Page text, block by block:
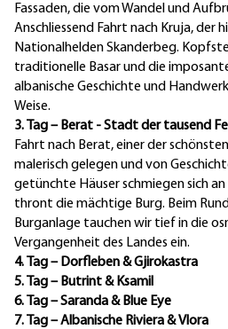
Fassaden, die vom Wandel und
Anschliessend Fahrt nach Kruja, der
Nationalhelden Skanderbeg.
traditionelle Basar und die
albanische Geschichte und
Weise.
3. Tag – Berat - Stadt der tausend
Fahrt nach Berat, einer der
malerisch gelegen und von
getünchte Häuser schmiegen sich
thront die mächtige Burg. Beim
Burganlage tauchen wir tief in die
Vergangenheit des Landes ein.
4. Tag – Dorfleben & Gjirokastra
5. Tag – Butrint & Ksamil
6. Tag – Saranda & Blue Eye
7. Tag – Albanische Riviera & Vlora